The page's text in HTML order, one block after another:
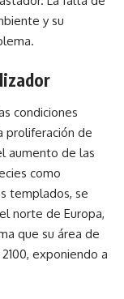
y su
condiciones
proliferación de
aumento de las
como
templados, se
norte de Europa,
que su área de
exponiendo a